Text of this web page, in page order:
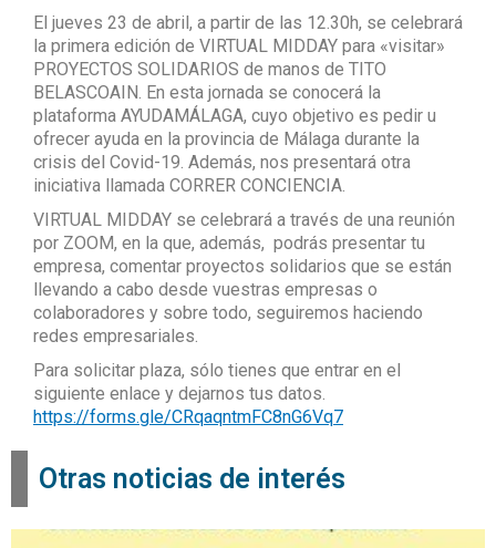
El jueves 23 de abril, a partir de las 12.30h, se celebrará
la primera edición de VIRTUAL MIDDAY para «visitar»
PROYECTOS SOLIDARIOS de manos de TITO
BELASCOAIN. En esta jornada se conocerá la
plataforma AYUDAMÁLAGA, cuyo objetivo es pedir u
ofrecer ayuda en la provincia de Málaga durante la
crisis del Covid-19. Además, nos presentará otra
iniciativa llamada CORRER CONCIENCIA.
VIRTUAL MIDDAY se celebrará a través de una reunión
por ZOOM, en la que, además, podrás presentar tu
empresa, comentar proyectos solidarios que se están
llevando a cabo desde vuestras empresas o
colaboradores y sobre todo, seguiremos haciendo
redes empresariales.
Para solicitar plaza, sólo tienes que entrar en el
siguiente enlace y dejarnos tus datos.
https://forms.gle/CRqaqntmFC8nG6Vq7
Otras noticias de interés